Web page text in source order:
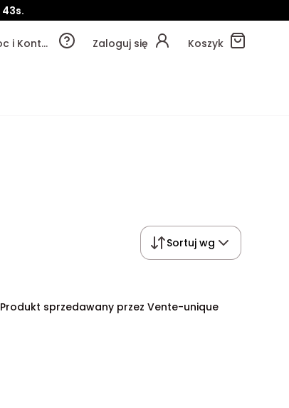
41s.
Pomoc i Kontakt Zaloguj się Koszyk
Sortuj wg
Produkt sprzedawany przez Vente-unique